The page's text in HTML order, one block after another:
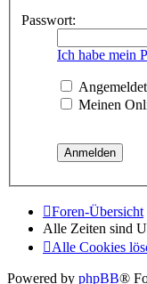
Passwort:
Ich habe mein
Meinen
Foren-Übersicht
Alle Zeiten sind
Alle Cookies
Powered by phpBB®